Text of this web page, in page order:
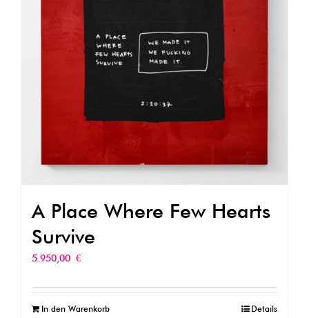
A Place Where Few Hearts
Survive
5.950,00 €
In den Warenkorb Details